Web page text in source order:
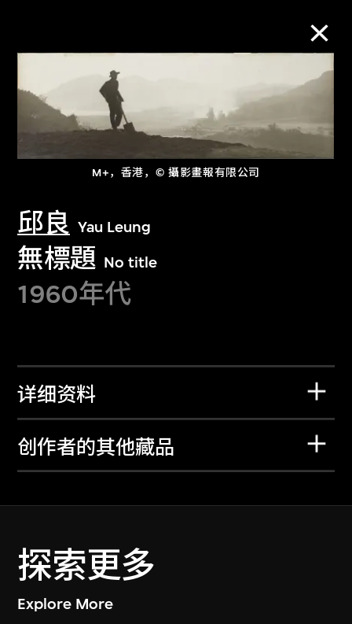
M+，香港，© 攝影畫報有限公司
邱良 Yau Leung
無標題 No title
1960年代
详细资料
创作者的其他藏品
探索更多
Explore More
M+藏品
进一步筛选 搜索
关于M+藏品
探索世界顶级的二十及二十一世纪视觉